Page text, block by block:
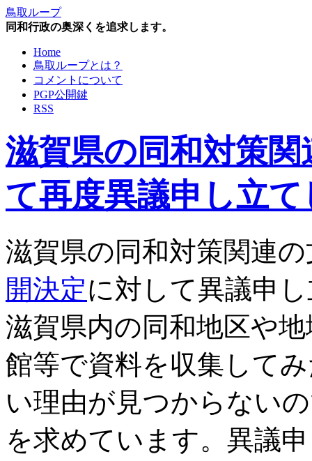
鳥取ループ
同和行政の奥深くを追求します。
Home
鳥取ループとは？
コメントについて
PGP公開鍵
RSS
滋賀県の同和対策
て再度異議申し立
滋賀県の同和対策関連
開決定に対して異議申
滋賀県内の同和地区や
館等で資料を収集して
い理由が見つからない
を求めています。異議